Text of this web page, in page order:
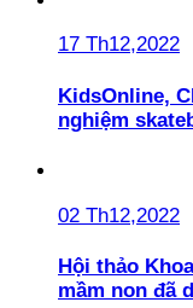
17 Th12,2022
KidsOnline,
nghiệm
02 Th12,2022
Hội thảo
mầm non đã